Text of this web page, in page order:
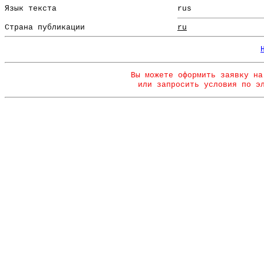
Язык текста rus
Страна публикации ru
Вы можете оформить заявку
или запросить условия по